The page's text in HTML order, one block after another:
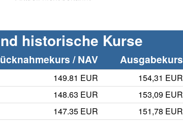
historische Kurse
/ NAV Ausgabekurs
149.81 EUR
154,31 EUR
148.63 EUR
153,09 EUR
147.35 EUR
151,78 EUR